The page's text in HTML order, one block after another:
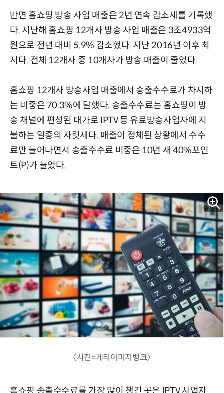
반면 홈쇼핑 방송 사업 매출은 2년 연속 감소세를 기록했
다. 지난해 홈쇼핑 12개사 방송 사업 매출은 3조4933억
원으로 전년 대비 5.9% 감소했다. 지난 2016년 이후 최
저다. 전체 12개사 중 10개사가 방송 매출이 줄었다.
홈쇼핑 12개사 방송사업 매출에서 송출수수료가 차지하
는 비중은 70.3%에 달했다. 송출수수료는 홈쇼핑이 방
송 채널에 편성된 대가로 IPTV 등 유료방송사업자에 지
불하는 일종의 자릿세다. 매출이 정체된 상황에서 수수
료만 늘어나면서 송출수수료 비중은 10년 새 40%포인
트(P)가 늘었다.
〈사진=게티이미지뱅크〉